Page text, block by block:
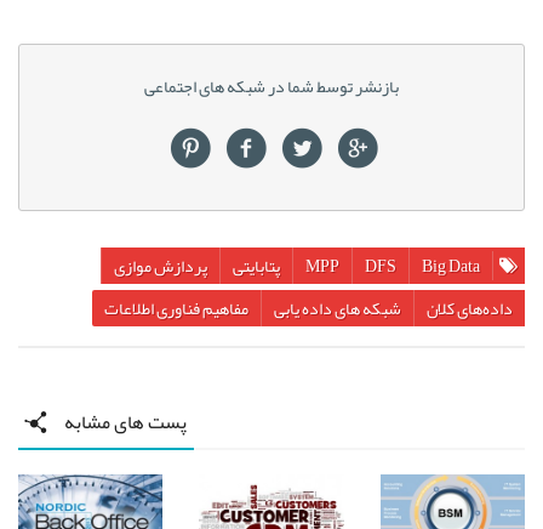
بازنشر توسط شما در شبکه های اجتماعی
Big Data
DFS
MPP پتابایتی
پردازش موازی
داده‌های کلان
شبکه های داده یابی مفاهیم فناوری اطلاعات
پست های مشابه